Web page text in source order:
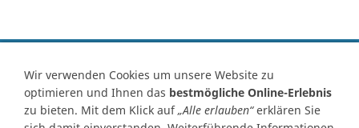
Vertrag widerrufen
Kontakt Ersatzteile-AnfrageZahlungsartenVersand
WiderrufsrechtWiderrufsformularAGB Datenschutz
Wir verwenden Cookies um unsere Website zu
optimieren und Ihnen das bestmögliche Online-Erlebnis
zu bieten. Mit dem Klick auf„Alle erlauben“erklären Sie